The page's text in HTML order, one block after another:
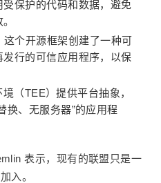
保护的代码和数据，避免
这个开源框架创建了一种可
行的可信应用程序，以保
（TEE）提供平台抽象，
换、无服务器”的应用程
表示，现有的联盟只是一
入。